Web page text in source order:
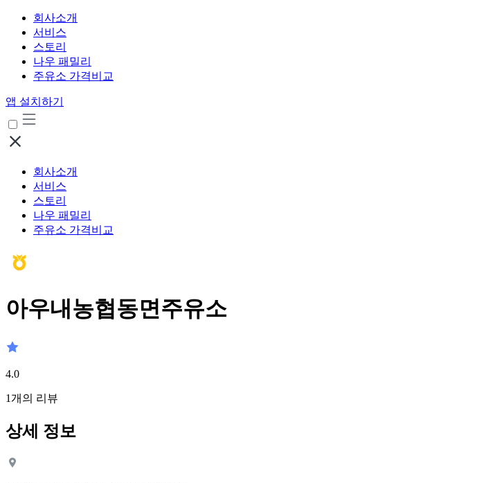
회사소개
서비스
스토리
나우 패밀리
주유소 가격비교
앱 설치하기
회사소개
서비스
스토리
나우 패밀리
주유소 가격비교
아우내농협동면주유소
4.0
1개의 리뷰
상세 정보